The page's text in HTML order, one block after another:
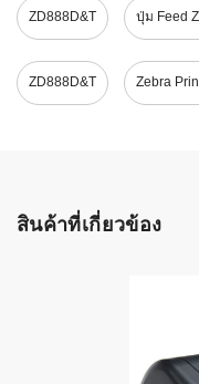
ZD888D&T ปุ่ม Feed
ZD888D&T Zebra
สินค้าที่เกี่ยวข้อง